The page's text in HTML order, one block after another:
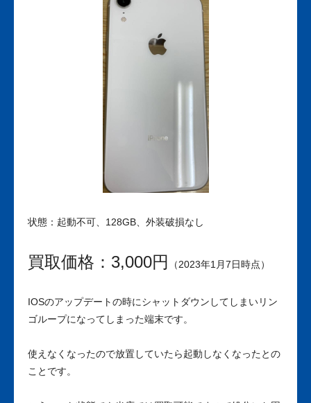
状態：起動不可、128GB、外装破損なし
買取価格：3,000円 （2023年1月7日時点）
IOSのアップデートの時にシャットダウンしてしまいリン
ゴループになってしまった端末です。
使えなくなったので放置していたら起動しなくなったとの
ことです。